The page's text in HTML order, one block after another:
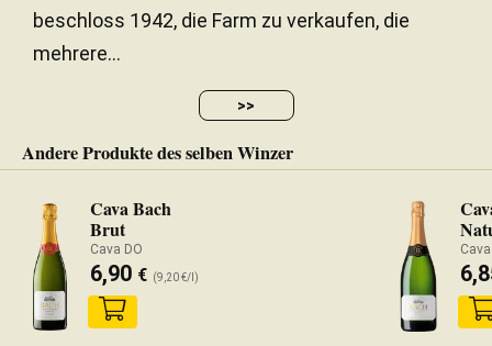
beschloss 1942, die Farm zu verkaufen, die
mehrere...
>>
Andere Produkte des selben Winzer
Cava Bach
Brut
Cava DO
6,90 € (9,20 €/l)